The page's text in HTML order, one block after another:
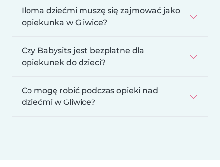
Iloma dziećmi muszę się zajmować jako
opiekunka w Gliwice?
Czy Babysits jest bezpłatne dla
opiekunek do dzieci?
Co mogę robić podczas opieki nad
dziećmi w Gliwice?